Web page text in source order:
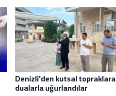
Denizli'den kutsal topraklara
dualarla uğurlandılar